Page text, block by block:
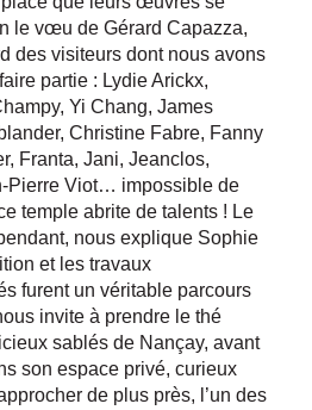
le vœu de Gérard Capazza,
des visiteurs dont nous avons
partie : Lydie Arickx,
Yi Chang, James
Christine Fabre, Fanny
Franta, Jani, Jeanclos,
Pierre Viot… impossible de
temple abrite de talents ! Le
nous explique Sophie
et les travaux
furent un véritable parcours
invite à prendre le thé
sablés de Nançay, avant
son espace privé, curieux
de plus près, l’un des